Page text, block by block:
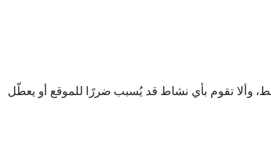
وألا تقوم بأي نشاط قد يُسبب ضررًا للموقع أو يعطّل